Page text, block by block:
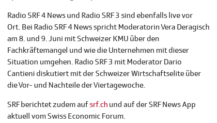
Radio SRF 4 News und Radio SRF 3 sind ebenfalls live vor
Ort. Bei Radio SRF 4 News spricht Moderatorin Vera Deragisch
am 8. und 9. Juni mit Schweizer KMU über den
Fachkräftemangel und wie die Unternehmen mit dieser
Situation umgehen. Radio SRF 3 mit Moderator Dario
Cantieni diskutiert mit der Schweizer Wirtschaftselite über
die Vor- und Nachteile der Viertagewoche.
SRF berichtet zudem aufsrf.ch und auf der SRF News App
aktuell vom Swiss Economic Forum.